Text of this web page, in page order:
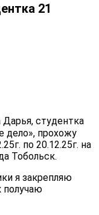
21
студентка
дело», прохожу
по 20.12.25г. на
Тобольск.
я закрепляю
получаю